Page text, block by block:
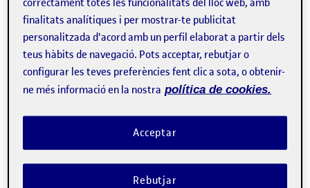
Professional
Contacte
finalitats analítiques i per mostrar-te publicitat
personalitzada d'acord amb un perfil elaborat a partir dels
teus hàbits de navegació. Pots acceptar, rebutjar o
configurar les teves preferències fent clic a sota, o obtenir-
ne més informació en la nostra política de cookies.
Rebutjar
Acceptar